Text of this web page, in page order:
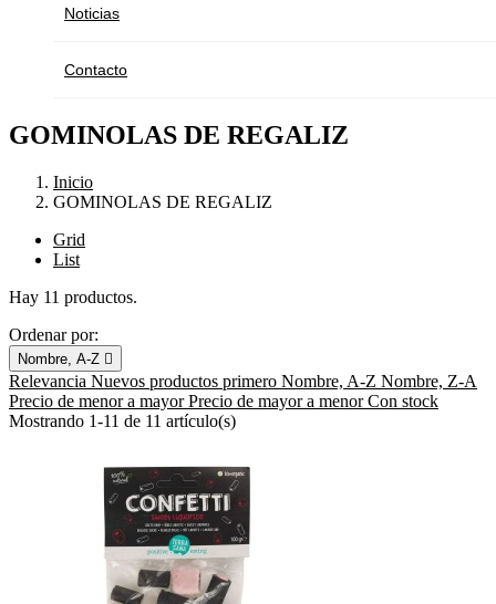
Noticias
Contacto
GOMINOLAS DE REGALIZ
Inicio
GOMINOLAS DE REGALIZ
Grid
List
Hay 11 productos.
Ordenar por:
Nombre, A-Z 
Relevancia Nuevos productos primero Nombre, A-Z Nombre, Z-A
Precio de menor a mayorPrecio de mayor a menorCon stock
Mostrando 1-11 de 11 artículo(s)